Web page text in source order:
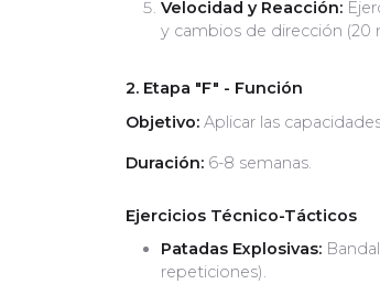
Velocidad y Reacción:
y cambios de dirección (20
2. Etapa "F" - Función
Objetivo: Aplicar las
Duración: 6-8 semanas.
Ejercicios Técnico-Tácticos
Patadas Explosivas:
repeticiones).